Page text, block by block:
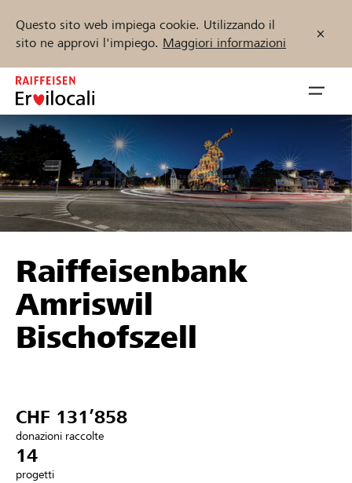
Questo sito web impiega cookie. Utilizzando il
sito ne approvi l'impiego. Maggiori informazioni
Zum
Inhalt
springen
öffnen
Sostenere
Aiuto & supporto
Collegarsi
Trova progetti e organizzazioni
Inizia ora
Raiffeisenbank
Amriswil
Bischofszell
CHF 131’858
donazioni raccolte
14
progetti